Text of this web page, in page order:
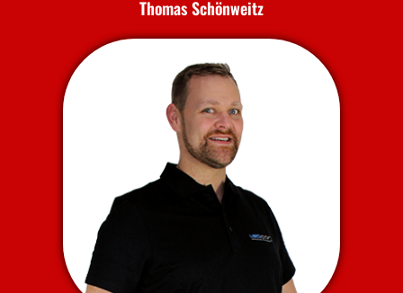
Thomas Schönweitz